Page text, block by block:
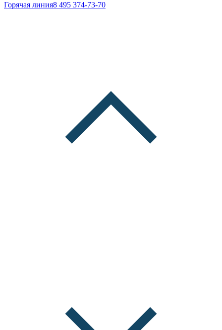
Горячая линия8 495 374-73-70